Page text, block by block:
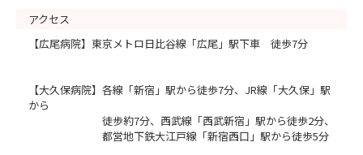
アクセス
【広尾病院】東京メトロ日比谷線「広尾」駅下車 徒歩7分
【大久保病院】各線「新宿」駅から徒歩7分、JR線「大久保」駅
から
徒歩約7分、西武線「西武新宿」駅から徒歩2分、
都営地下鉄大江戸線「新宿西口」駅から徒歩5分